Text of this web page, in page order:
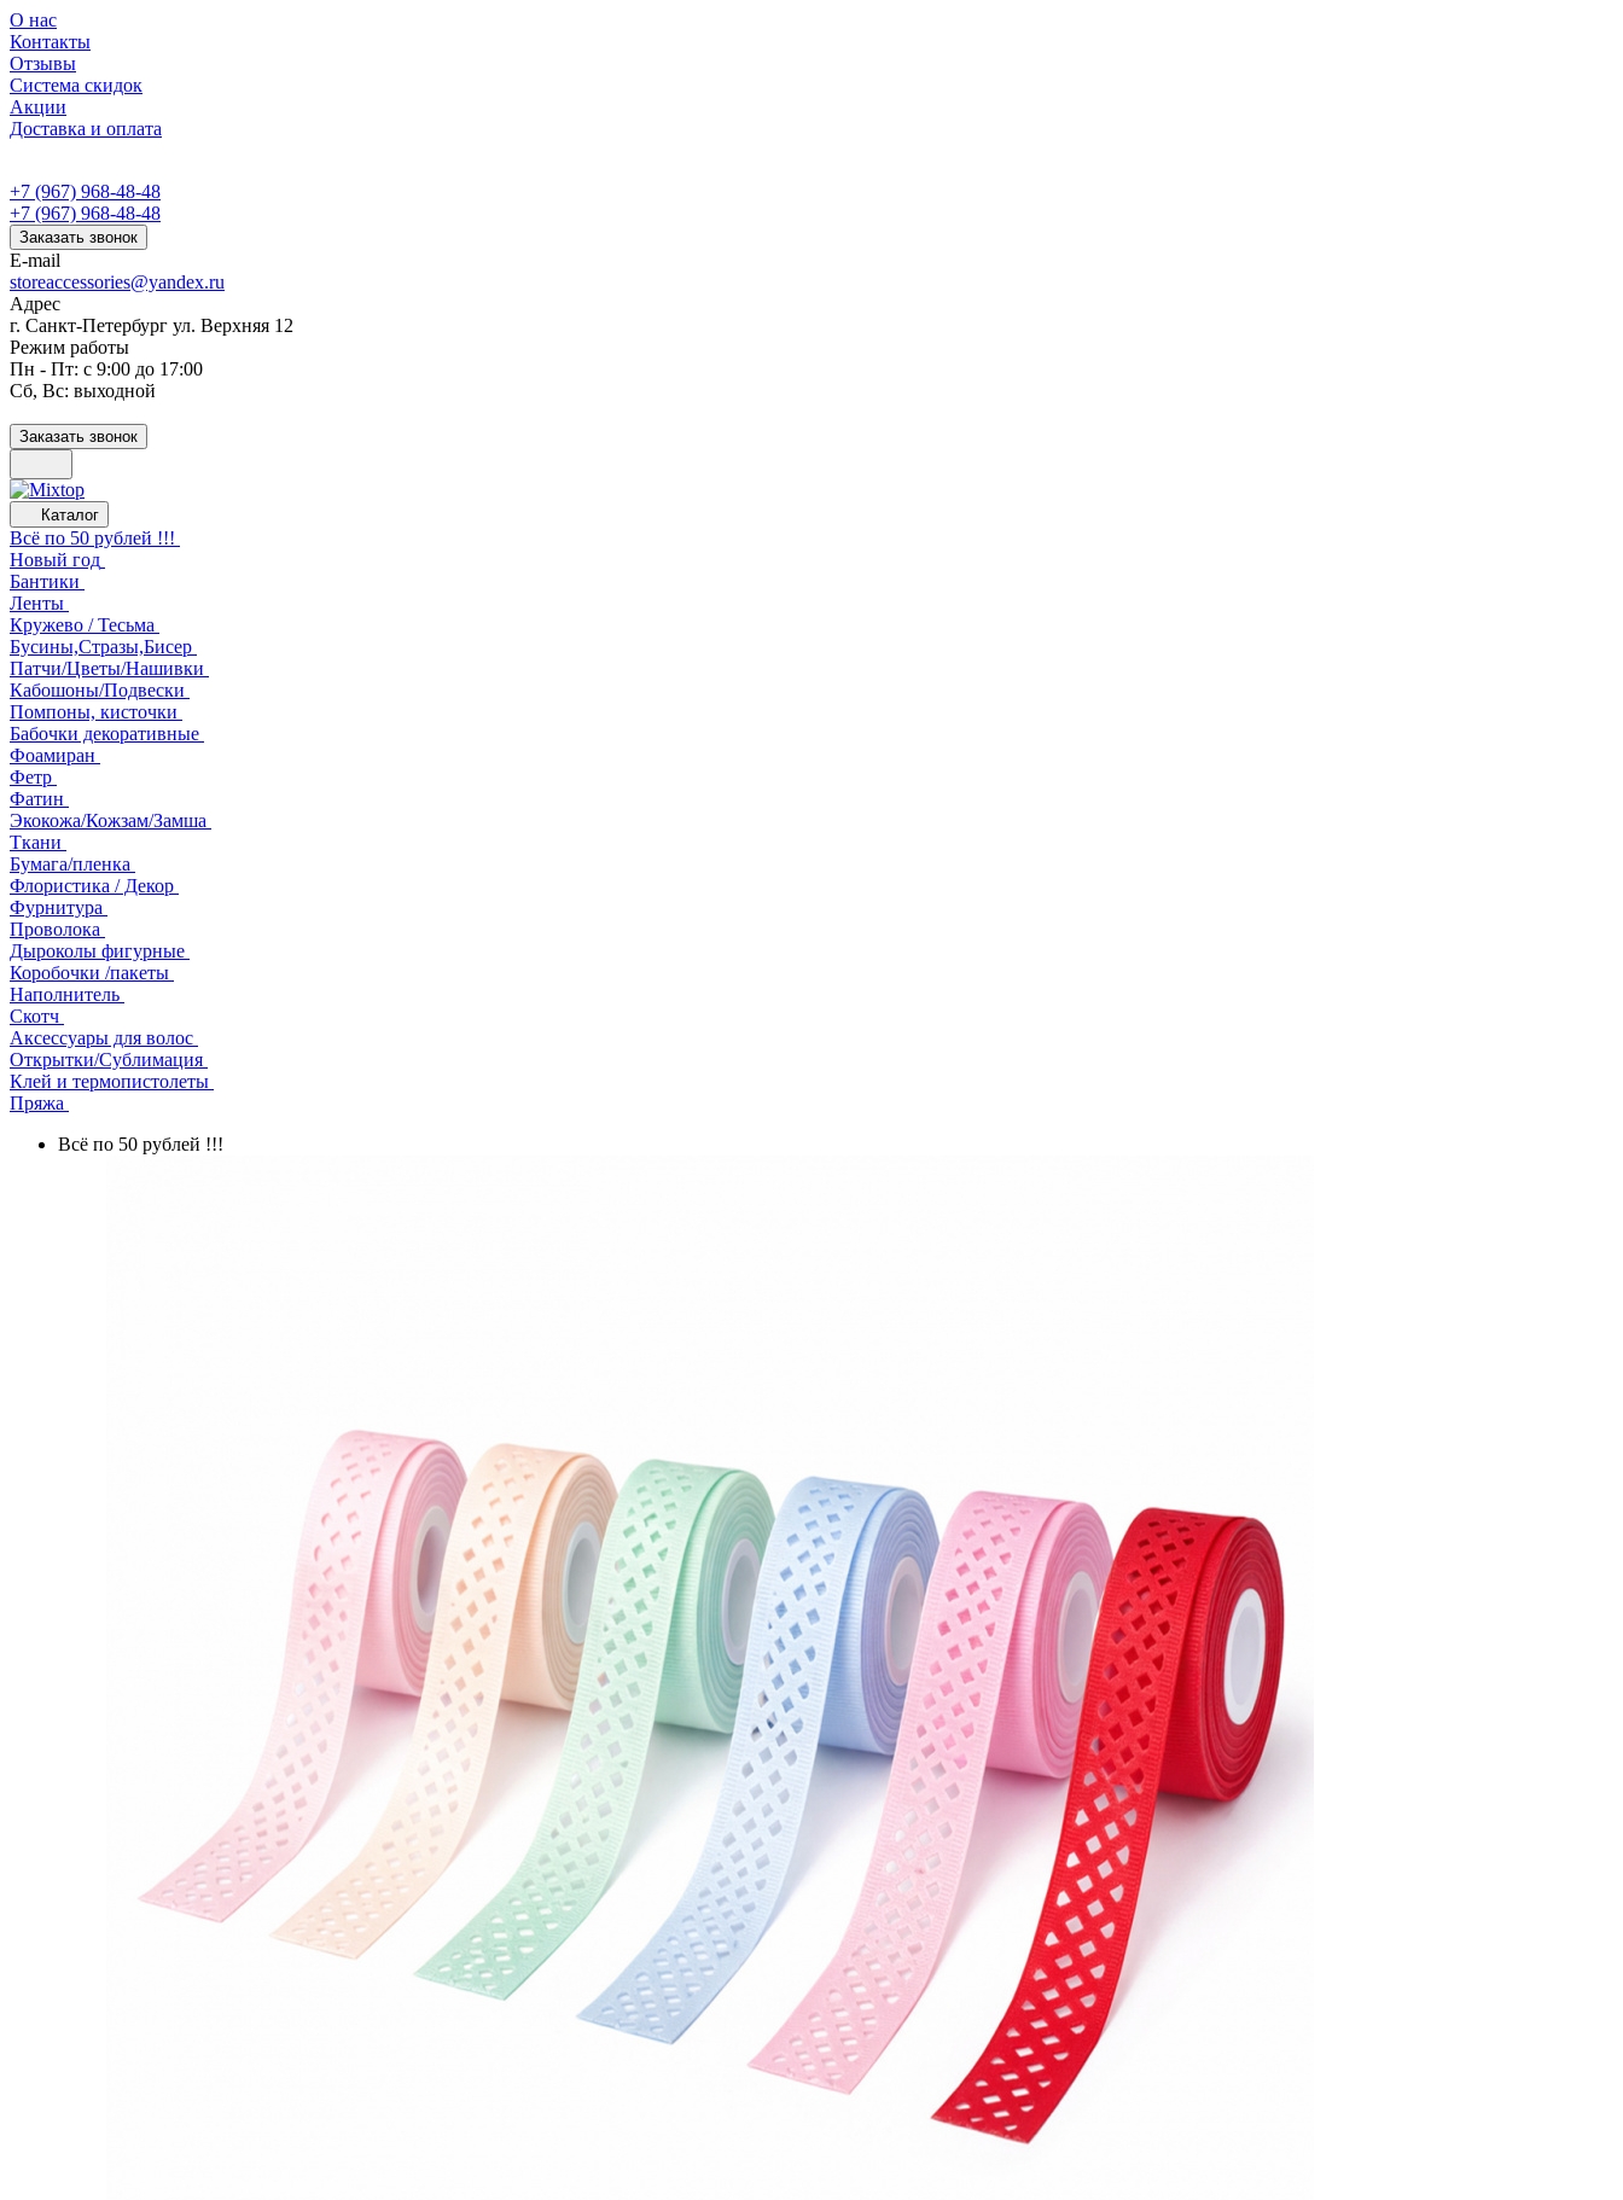
О нас
Контакты
Отзывы
Система скидок
Акции
Доставка и оплата
+7 (967) 968-48-48
+7 (967) 968-48-48
Заказать звонок
E-mail
storeaccessories@yandex.ru
Адрес
г. Санкт-Петербург ул. Верхняя 12
Режим работы
Пн - Пт: с 9:00 до 17:00
Сб, Вс: выходной
Заказать звонок
Каталог
Всё по 50 рублей !!!
Новый год
Бантики
Ленты
Кружево / Тесьма
Бусины,Стразы,Бисер
Патчи/Цветы/Нашивки
Кабошоны/Подвески
Помпоны, кисточки
Бабочки декоративные
Фоамиран
Фетр
Фатин
Экокожа/Кожзам/Замша
Ткани
Бумага/пленка
Флористика / Декор
Фурнитура
Проволока
Дыроколы фигурные
Коробочки /пакеты
Наполнитель
Скотч
Аксессуары для волос
Открытки/Сублимация
Клей и термопистолеты
Пряжа
Всё по 50 рублей !!!